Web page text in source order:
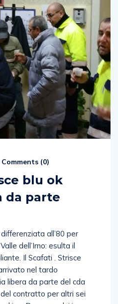
Comments (0)
blu ok
da parte
all’80 per
dell’Irno: esulta il
Il Scafati . Strisce
nel tardo
libera da parte del cda
contratto per altri sei